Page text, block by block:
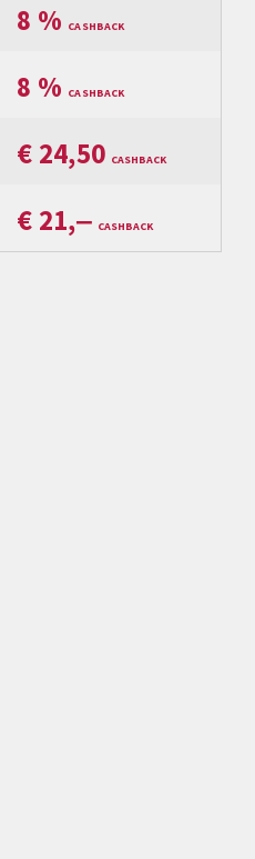
8 %
8 %
€ 24,50
€ 21,‒